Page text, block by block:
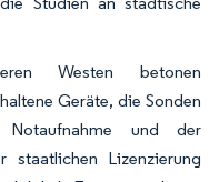
Westen betonen
Geräte, die Sonden
und der
Lizenzierung